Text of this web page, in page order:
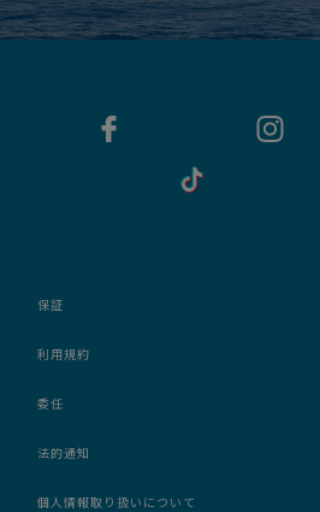
保証
利用規約
委任
法的通知
個人情報取り扱いについて